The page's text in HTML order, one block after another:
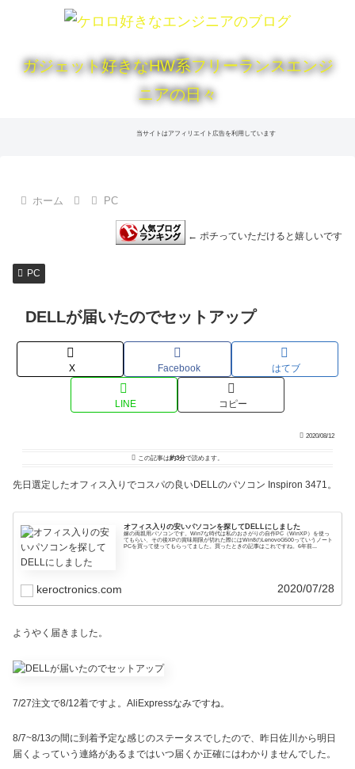
ガジェット好きなHW系フリーランスエンジ
ニアの日々
当サイトはアフィリエイト広告を利用しています
ホーム PC
← ポチっていただけると嬉しいです
PC
DELLが届いたのでセットアップ
X Facebook はてブ
LINE コピー
2020/08/12
この記事は約3分で読めます。
先日選定したオフィス入りでコスパの良いDELLのパソコン Inspiron 3471。
オフィス入りの安いパソコンを探してDELLにしました
嫁の両親用パソコンです。Win7な時代は私のおさがりの自作PC（WinXP）を使っ
てもらい、その後XPの賞味期限が切れた際にはWin8のLenovoG500っていうノート
PCを買って使ってもらってました。買ったときの記事はこれですね。6年前...
keroctronics.com 2020/07/28
ようやく届きました。
7/27注文で8/12着ですよ。AliExpressなみですね。
8/7~8/13の間に到着予定な感じのステータスでしたので、昨日佐川から明日
届くよっていう連絡があるまではいつ届くか正確にはわかりませんでした。